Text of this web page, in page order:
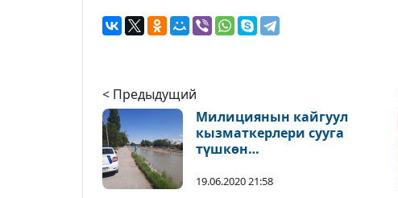
< Предыдущий
Милициянын кайгуул
кызматкерлери сууга
түшкөн
түшүндүрүү иштерин
19.06.2020 21:58